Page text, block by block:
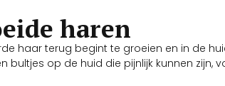
haren
haar terug begint te groeien en in de
bultjes op de huid die pijnlijk kunnen zijn,